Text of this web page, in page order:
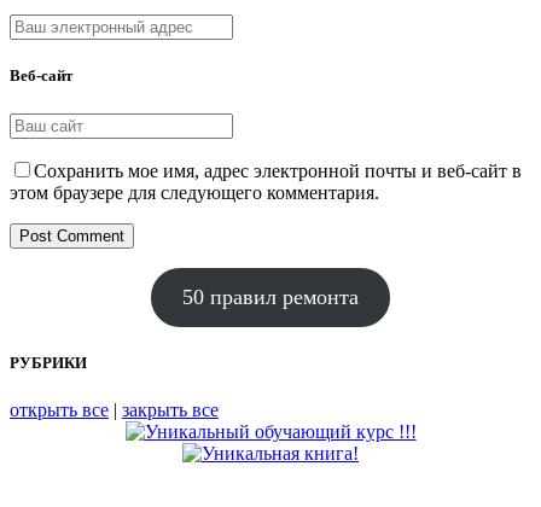
Веб-сайт
Сохранить мое имя, адрес электронной почты и веб-сайт в
этом браузере для следующего комментария.
50 правил ремонта
РУБРИКИ
открыть все | закрыть все